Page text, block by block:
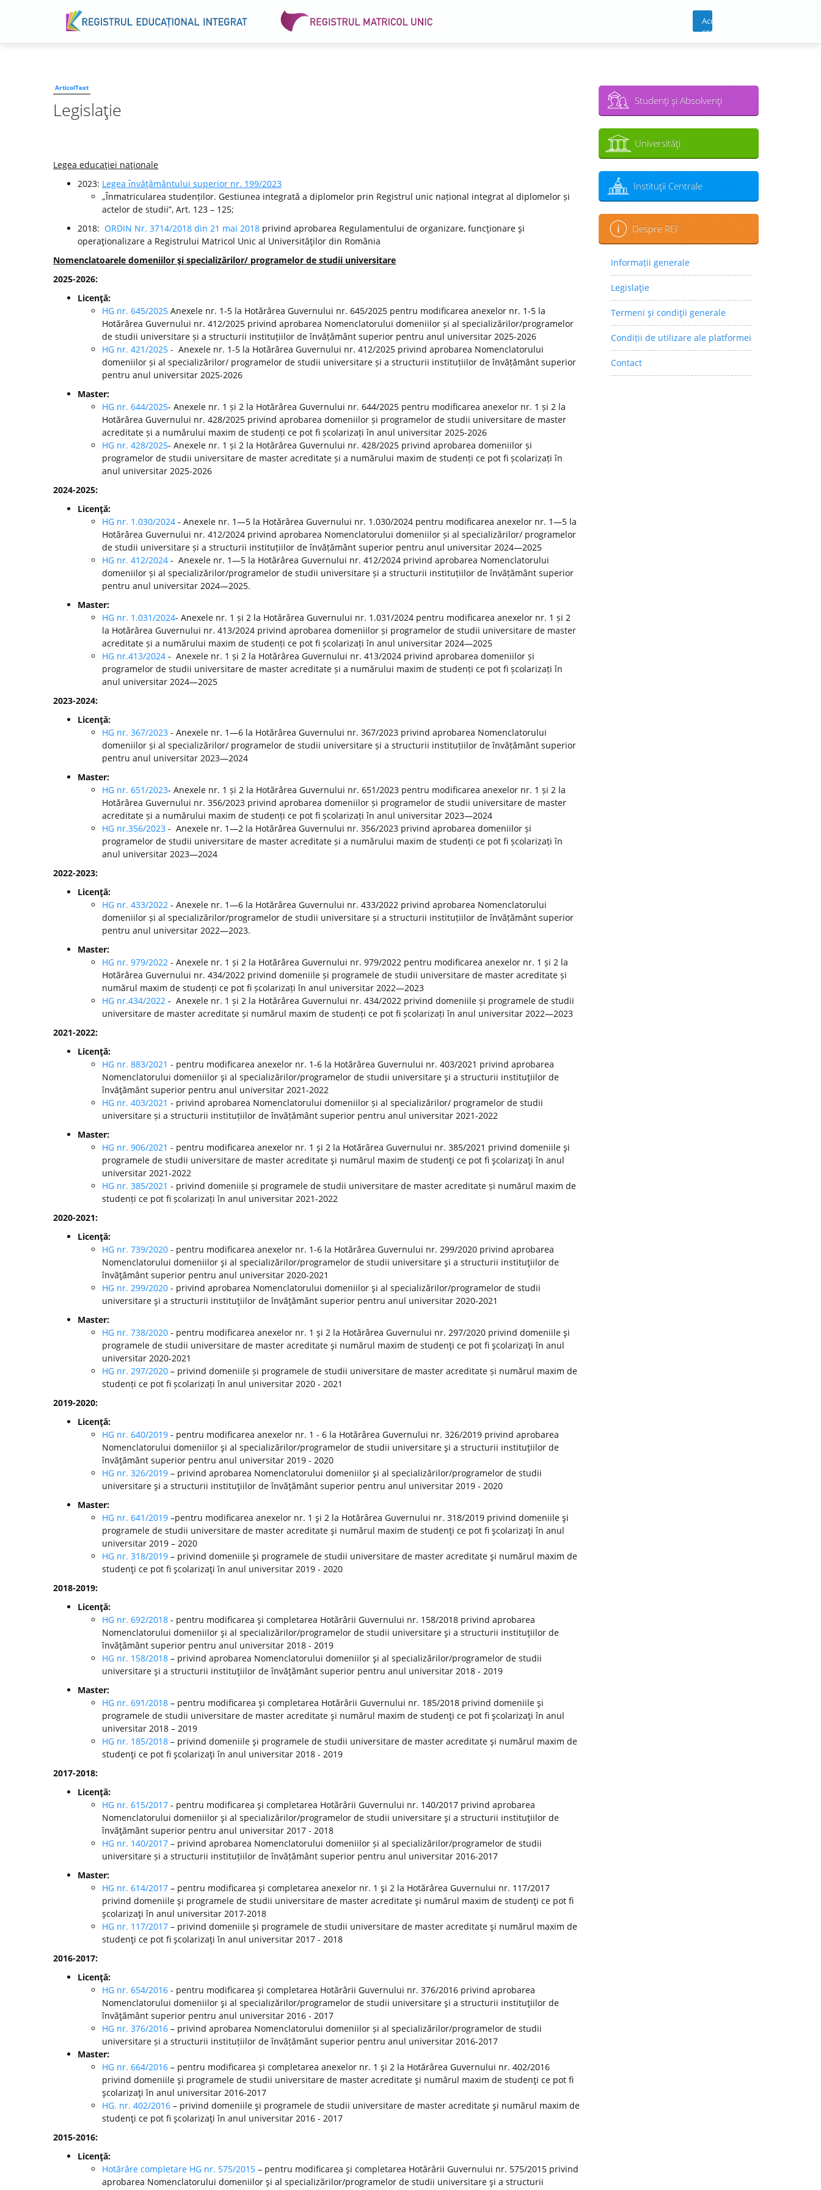
Acces
cont
ArticolText
Legislaţie
Legea educaţiei naţionale
2023: Legea ı̂nvăţământului superior nr. 199/2023
„Înmatricularea studenților. Gestiunea integrată a diplomelor prin Registrul unic național integrat al diplomelor și
actelor de studii”, Art. 123 – 125;
2018: ORDIN Nr. 3714/2018 din 21 mai 2018 privind aprobarea Regulamentului de organizare, funcţionare şi
operaţionalizare a Registrului Matricol Unic al Universităţilor din România
Nomenclatoarele domeniilor şi specializărilor/ programelor de studii universitare
2025-2026:
Licenţă:
HG nr. 645/2025 Anexele nr. 1-5 la Hotărârea Guvernului nr. 645/2025 pentru modificarea anexelor nr. 1-5 la
Hotărârea Guvernului nr. 412/2025 privind aprobarea Nomenclatorului domeniilor și al specializărilor/programelor
de studii universitare și a structurii instituțiilor de învățământ superior pentru anul universitar 2025-2026
HG nr. 421/2025 - Anexele nr. 1-5 la Hotărârea Guvernului nr. 412/2025 privind aprobarea Nomenclatorului
domeniilor și al specializărilor/ programelor de studii universitare și a structurii instituțiilor de învățământ superior
pentru anul universitar 2025-2026
Master:
HG nr. 644/2025- Anexele nr. 1 și 2 la Hotărârea Guvernului nr. 644/2025 pentru modificarea anexelor nr. 1 și 2 la
Hotărârea Guvernului nr. 428/2025 privind aprobarea domeniilor și programelor de studii universitare de master
acreditate și a numărului maxim de studenți ce pot fi școlarizați în anul universitar 2025-2026
HG nr. 428/2025- Anexele nr. 1 și 2 la Hotărârea Guvernului nr. 428/2025 privind aprobarea domeniilor și
programelor de studii universitare de master acreditate și a numărului maxim de studenți ce pot fi școlarizați în
anul universitar 2025-2026
2024-2025:
Licenţă:
HG nr. 1.030/2024 - Anexele nr. 1—5 la Hotărârea Guvernului nr. 1.030/2024 pentru modificarea anexelor nr. 1—5 la
Hotărârea Guvernului nr. 412/2024 privind aprobarea Nomenclatorului domeniilor și al specializărilor/ programelor
de studii universitare și a structurii instituțiilor de învățământ superior pentru anul universitar 2024—2025
HG nr. 412/2024 - Anexele nr. 1—5 la Hotărârea Guvernului nr. 412/2024 privind aprobarea Nomenclatorului
domeniilor și al specializărilor/programelor de studii universitare și a structurii instituțiilor de învățământ superior
pentru anul universitar 2024—2025.
Master:
HG nr. 1.031/2024- Anexele nr. 1 și 2 la Hotărârea Guvernului nr. 1.031/2024 pentru modificarea anexelor nr. 1 și 2
la Hotărârea Guvernului nr. 413/2024 privind aprobarea domeniilor și programelor de studii universitare de master
acreditate și a numărului maxim de studenți ce pot fi școlarizați în anul universitar 2024—2025
HG nr.413/2024 - Anexele nr. 1 și 2 la Hotărârea Guvernului nr. 413/2024 privind aprobarea domeniilor și
programelor de studii universitare de master acreditate și a numărului maxim de studenți ce pot fi școlarizați în
anul universitar 2024—2025
2023-2024:
Licenţă:
HG nr. 367/2023 - Anexele nr. 1—6 la Hotărârea Guvernului nr. 367/2023 privind aprobarea Nomenclatorului
domeniilor și al specializărilor/ programelor de studii universitare și a structurii instituțiilor de învățământ superior
pentru anul universitar 2023—2024
Master:
HG nr. 651/2023- Anexele nr. 1 și 2 la Hotărârea Guvernului nr. 651/2023 pentru modificarea anexelor nr. 1 și 2 la
Hotărârea Guvernului nr. 356/2023 privind aprobarea domeniilor și programelor de studii universitare de master
acreditate și a numărului maxim de studenți ce pot fi școlarizați în anul universitar 2023—2024
HG nr.356/2023 - Anexele nr. 1—2 la Hotărârea Guvernului nr. 356/2023 privind aprobarea domeniilor și
programelor de studii universitare de master acreditate și a numărului maxim de studenți ce pot fi școlarizați în
anul universitar 2023—2024
2022-2023:
Licenţă:
HG nr. 433/2022 - Anexele nr. 1—6 la Hotărârea Guvernului nr. 433/2022 privind aprobarea Nomenclatorului
domeniilor și al specializărilor/programelor de studii universitare și a structurii instituțiilor de învățământ superior
pentru anul universitar 2022—2023.
Master:
HG nr. 979/2022 - Anexele nr. 1 și 2 la Hotărârea Guvernului nr. 979/2022 pentru modificarea anexelor nr. 1 și 2 la
Hotărârea Guvernului nr. 434/2022 privind domeniile și programele de studii universitare de master acreditate și
numărul maxim de studenți ce pot fi școlarizați în anul universitar 2022—2023
HG nr.434/2022 - Anexele nr. 1 și 2 la Hotărârea Guvernului nr. 434/2022 privind domeniile și programele de studii
universitare de master acreditate și numărul maxim de studenți ce pot fi școlarizați în anul universitar 2022—2023
2021-2022:
Licenţă:
HG nr. 883/2021 - pentru modificarea anexelor nr. 1-6 la Hotărârea Guvernului nr. 403/2021 privind aprobarea
Nomenclatorului domeniilor şi al specializărilor/programelor de studii universitare şi a structurii instituţiilor de
învăţământ superior pentru anul universitar 2021-2022
HG nr. 403/2021 - privind aprobarea Nomenclatorului domeniilor și al specializărilor/ programelor de studii
universitare și a structurii instituțiilor de învățământ superior pentru anul universitar 2021-2022
Master:
HG nr. 906/2021 - pentru modificarea anexelor nr. 1 şi 2 la Hotărârea Guvernului nr. 385/2021 privind domeniile şi
programele de studii universitare de master acreditate şi numărul maxim de studenţi ce pot fi şcolarizaţi în anul
universitar 2021-2022
HG nr. 385/2021 - privind domeniile și programele de studii universitare de master acreditate și numărul maxim de
studenți ce pot fi școlarizați în anul universitar 2021-2022
2020-2021:
Licenţă:
HG nr. 739/2020 - pentru modificarea anexelor nr. 1-6 la Hotărârea Guvernului nr. 299/2020 privind aprobarea
Nomenclatorului domeniilor şi al specializărilor/programelor de studii universitare şi a structurii instituţiilor de
învăţământ superior pentru anul universitar 2020-2021
HG nr. 299/2020 - privind aprobarea Nomenclatorului domeniilor şi al specializărilor/programelor de studii
universitare şi a structurii instituţiilor de învăţământ superior pentru anul universitar 2020-2021
Master:
HG nr. 738/2020 - pentru modificarea anexelor nr. 1 şi 2 la Hotărârea Guvernului nr. 297/2020 privind domeniile şi
programele de studii universitare de master acreditate şi numărul maxim de studenţi ce pot fi şcolarizaţi în anul
universitar 2020-2021
HG nr. 297/2020 – privind domeniile și programele de studii universitare de master acreditate și numărul maxim de
studenți ce pot fi școlarizați în anul universitar 2020 - 2021
2019-2020:
Licenţă:
HG nr. 640/2019 - pentru modificarea anexelor nr. 1 - 6 la Hotărârea Guvernului nr. 326/2019 privind aprobarea
Nomenclatorului domeniilor şi al specializărilor/programelor de studii universitare şi a structurii instituţiilor de
învăţământ superior pentru anul universitar 2019 - 2020
HG nr. 326/2019 – privind aprobarea Nomenclatorului domeniilor şi al specializărilor/programelor de studii
universitare şi a structurii instituţiilor de învăţământ superior pentru anul universitar 2019 - 2020
Master:
HG nr. 641/2019 –pentru modificarea anexelor nr. 1 şi 2 la Hotărârea Guvernului nr. 318/2019 privind domeniile şi
programele de studii universitare de master acreditate şi numărul maxim de studenţi ce pot fi şcolarizaţi în anul
universitar 2019 – 2020
HG nr. 318/2019 – privind domeniile şi programele de studii universitare de master acreditate şi numărul maxim de
studenţi ce pot fi şcolarizaţi în anul universitar 2019 - 2020
2018-2019:
Licenţă:
HG nr. 692/2018 - pentru modificarea şi completarea Hotărârii Guvernului nr. 158/2018 privind aprobarea
Nomenclatorului domeniilor şi al specializărilor/programelor de studii universitare şi a structurii instituţiilor de
învăţământ superior pentru anul universitar 2018 - 2019
HG nr. 158/2018 – privind aprobarea Nomenclatorului domeniilor şi al specializărilor/programelor de studii
universitare şi a structurii instituţiilor de învăţământ superior pentru anul universitar 2018 - 2019
Master:
HG nr. 691/2018 – pentru modificarea şi completarea Hotărârii Guvernului nr. 185/2018 privind domeniile şi
programele de studii universitare de master acreditate şi numărul maxim de studenţi ce pot fi şcolarizaţi în anul
universitar 2018 – 2019
HG nr. 185/2018 – privind domeniile şi programele de studii universitare de master acreditate şi numărul maxim de
studenţi ce pot fi şcolarizaţi în anul universitar 2018 - 2019
2017-2018:
Licenţă:
HG nr. 615/2017 - pentru modificarea şi completarea Hotărârii Guvernului nr. 140/2017 privind aprobarea
Nomenclatorului domeniilor şi al specializărilor/programelor de studii universitare şi a structurii instituţiilor de
învăţământ superior pentru anul universitar 2017 - 2018
HG nr. 140/2017 – privind aprobarea Nomenclatorului domeniilor și al specializărilor/programelor de studii
universitare și a structurii instituțiilor de învățământ superior pentru anul universitar 2016-2017
Master:
HG nr. 614/2017 – pentru modificarea şi completarea anexelor nr. 1 şi 2 la Hotărârea Guvernului nr. 117/2017
privind domeniile şi programele de studii universitare de master acreditate şi numărul maxim de studenţi ce pot fi
şcolarizaţi în anul universitar 2017-2018
HG nr. 117/2017 – privind domeniile şi programele de studii universitare de master acreditate şi numărul maxim de
studenţi ce pot fi şcolarizaţi în anul universitar 2017 - 2018
2016-2017:
Licenţă:
HG nr. 654/2016 - pentru modificarea şi completarea Hotărârii Guvernului nr. 376/2016 privind aprobarea
Nomenclatorului domeniilor şi al specializărilor/programelor de studii universitare şi a structurii instituţiilor de
învăţământ superior pentru anul universitar 2016 - 2017
HG nr. 376/2016 – privind aprobarea Nomenclatorului domeniilor și al specializărilor/programelor de studii
universitare și a structurii instituțiilor de învățământ superior pentru anul universitar 2016-2017
Master:
HG nr. 664/2016 – pentru modificarea şi completarea anexelor nr. 1 şi 2 la Hotărârea Guvernului nr. 402/2016
privind domeniile şi programele de studii universitare de master acreditate şi numărul maxim de studenţi ce pot fi
şcolarizaţi în anul universitar 2016-2017
HG. nr. 402/2016 – privind domeniile şi programele de studii universitare de master acreditate şi numărul maxim de
studenţi ce pot fi şcolarizaţi în anul universitar 2016 - 2017
2015-2016:
Licenţă:
Hotărâre completare HG nr. 575/2015 – pentru modificarea şi completarea Hotărârii Guvernului nr. 575/2015 privind
aprobarea Nomenclatorului domeniilor şi al specializărilor/programelor de studii universitare şi a structurii
Studenţi şi Absolvenţi
Universităţi
Instituţii Centrale
Despre REI
Informații generale
Legislaţie
Termeni şi condiţii generale
Condiții de utilizare ale platformei
Contact